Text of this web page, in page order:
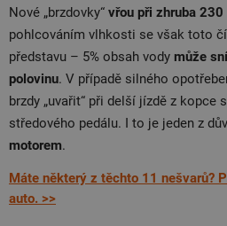
Nové „brzdovky“ vřou při zhruba 230
pohlcováním vlhkosti se však toto
představu – 5% obsah vody může
polovinu. V případě silného
brzdy „uvařit“ při delší jízdě z kopce
středového pedálu. I to je jeden z
motorem.
Máte některý z těchto 11 nešvarů?
auto. >>